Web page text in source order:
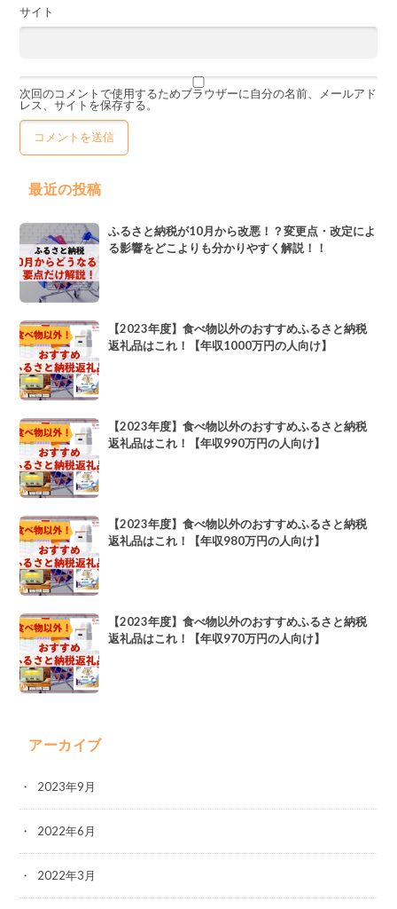
サイト
次回のコメントで使用するためブラウザーに自分の名前、メールアド
レス、サイトを保存する。
最近の投稿
ふるさと納税が10月から改悪！？変更点・改定によ
る影響をどこよりも分かりやすく解説！！
【2023年度】食べ物以外のおすすめふるさと納税
返礼品はこれ！【年収1000万円の人向け】
【2023年度】食べ物以外のおすすめふるさと納税
返礼品はこれ！【年収990万円の人向け】
【2023年度】食べ物以外のおすすめふるさと納税
返礼品はこれ！【年収980万円の人向け】
【2023年度】食べ物以外のおすすめふるさと納税
返礼品はこれ！【年収970万円の人向け】
アーカイブ
2023年9月
2022年6月
2022年3月